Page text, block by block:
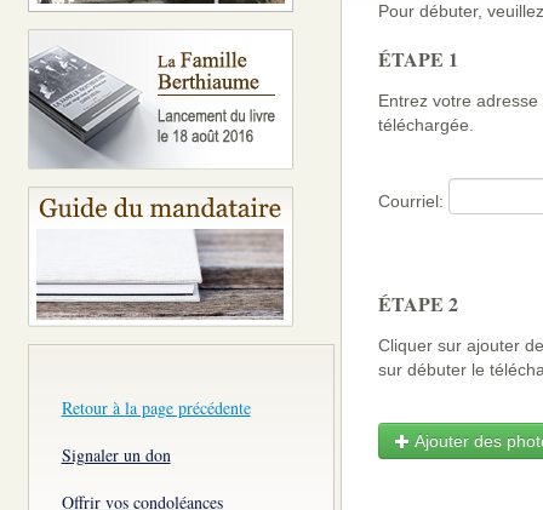
Retour à la page précédente
Signaler un don
Offrir vos condoléances
Pour débuter,
ÉTAPE 1
Entrez votre
téléchargée.
Courriel:
ÉTAPE 2
Cliquer sur ajouter
sur débuter le
Ajouter des